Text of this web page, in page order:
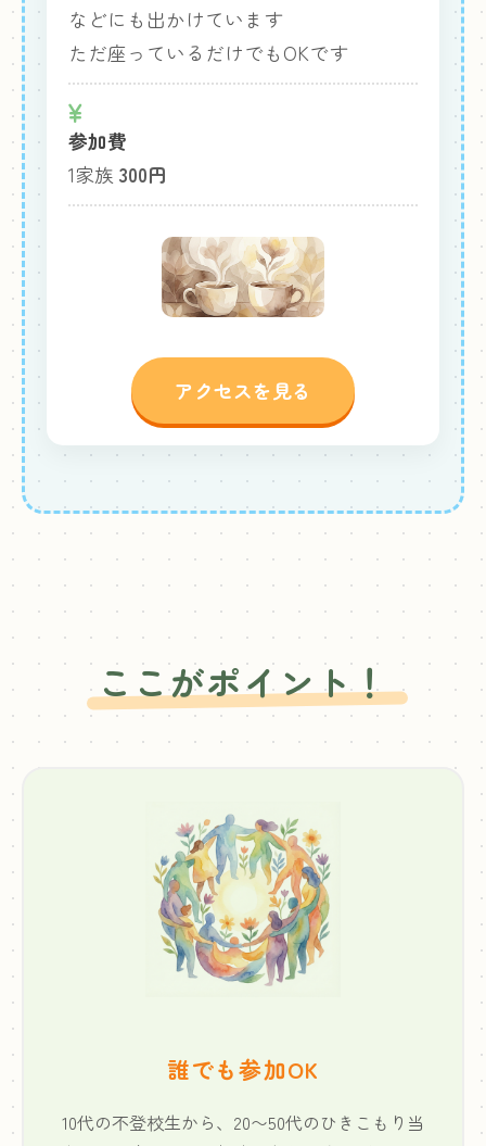
などにも出かけています
ただ座っているだけでもOKです
参加費
1家族 300円
アクセスを見る
ここがポイント！
誰でも参加OK
10代の不登校生から、20〜50代のひきこもり当